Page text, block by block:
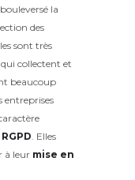
la
des
sont très
collectent et
beaucoup
entreprises
RGPD. Elles
à leur mise en